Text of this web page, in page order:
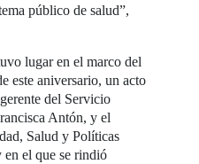
público de salud”,
lugar en el marco del
este aniversario, un acto
del Servicio
Antón, y el
Salud y Políticas
en el que se rindió